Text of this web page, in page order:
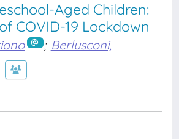
Aged Children:
COVID-19 Lockdown
; Berlusconi,